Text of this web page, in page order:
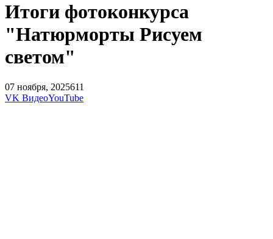
Итоги фотоконкурса
"Натюрморты Рисуем
светом"
07 ноября, 2025611
VK ВидеоYouTube